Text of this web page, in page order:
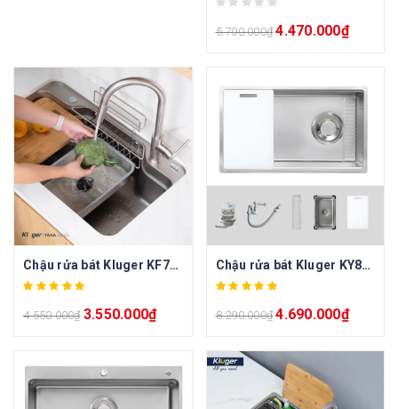
5.700.000₫ 4.470.000₫
Chậu rửa bát Kluger KF7848FS – S78 Plus
4.550.000₫ 3.550.000₫
Chậu rửa bát Kluger KY8045SL Plus
8.290.000₫ 4.690.000₫